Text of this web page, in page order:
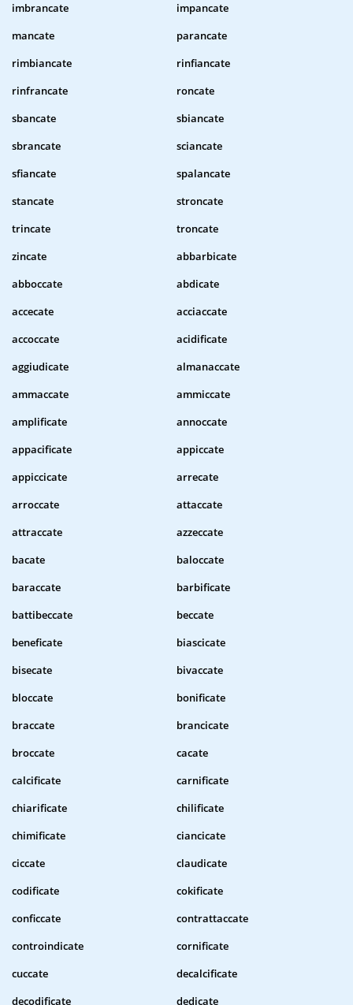
imbrancate
impancate
mancate
parancate
rimbiancate
rinfiancate
rinfrancate
roncate
sbancate
sbiancate
sbrancate
sciancate
sfiancate
spalancate
stancate
stroncate
trincate
troncate
zincate
abbarbicate
abboccate
abdicate
accecate
acciaccate
accoccate
acidificate
aggiudicate
almanaccate
ammaccate
ammiccate
amplificate
annoccate
appacificate
appiccate
appiccicate
arrecate
arroccate
attaccate
attraccate
azzeccate
bacate
baloccate
baraccate
barbificate
battibeccate
beccate
beneficate
biascicate
bisecate
bivaccate
bloccate
bonificate
braccate
brancicate
broccate
cacate
calcificate
carnificate
chiarificate
chilificate
chimificate
ciancicate
ciccate
claudicate
codificate
cokificate
conficcate
contrattaccate
controindicate
cornificate
cuccate
decalcificate
decodificate
dedicate